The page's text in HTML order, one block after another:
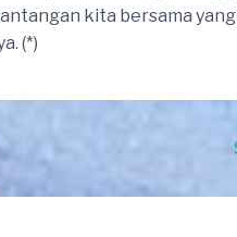
kita bersama
(*)